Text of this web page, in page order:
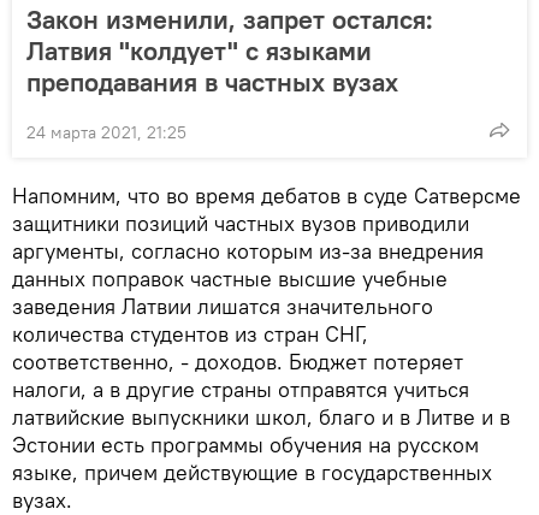
Закон изменили, запрет остался:
Латвия "колдует" с языками
преподавания в частных вузах
24 марта 2021, 21:25
Напомним, что во время дебатов в суде Сатверсме
защитники позиций частных вузов приводили
аргументы, согласно которым из-за внедрения
данных поправок частные высшие учебные
заведения Латвии лишатся значительного
количества студентов из стран СНГ,
соответственно, - доходов. Бюджет потеряет
налоги, а в другие страны отправятся учиться
латвийские выпускники школ, благо и в Литве и в
Эстонии есть программы обучения на русском
языке, причем действующие в государственных
вузах.